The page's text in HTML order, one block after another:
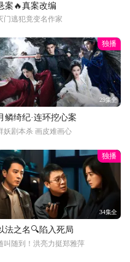
案🔥真案改编
门逃犯竟变名作家
独播
29集全
鳞绮纪·连环挖心案
妖剧本杀 画皮难画心
独播
34集全
法之名🔍陷入死局
叫随到！洪亮力挺郑雅萍